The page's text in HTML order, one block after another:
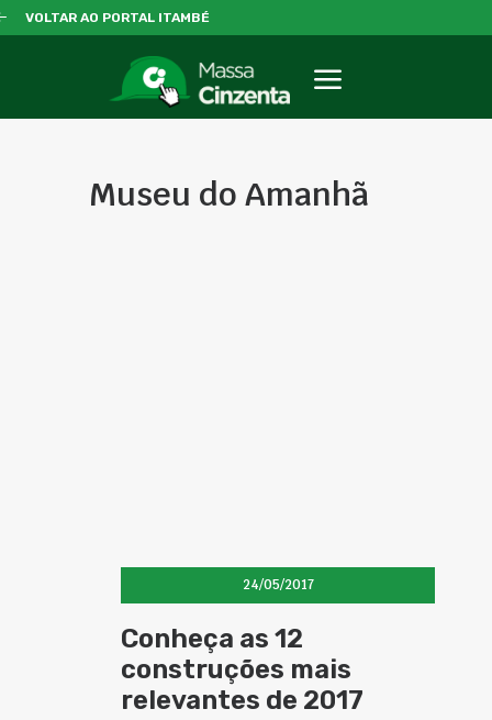
VOLTAR AO PORTAL ITAMBÉ
Museu do Amanhã
24/05/2017
Conheça as 12
construções mais
relevantes de 2017